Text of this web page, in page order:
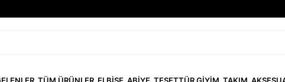
TÜM ÜRÜNLER ELBİSE ABİYE TESETTÜR GİYİM TAKIM